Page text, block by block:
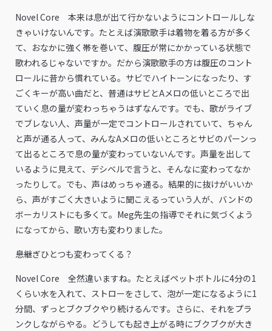
Novel Core 本来は息が出て行かないようにコントロールしな
きゃいけないんです。たとえば演歌歌手は着物を着る方が多く
て、おなかに強く帯を巻いて、腹圧が常にかかっている状態で
歌われるじゃないですか。だから演歌歌手の方は腹圧のコント
ロールに昔から慣れている。サビでハイトーンになったり、す
ごくキーが高い曲だと、普通はサビとAメロの低いところで出
ていく息の量が変わっちゃうはずなんです。でも、歌がライブ
でブレない人、声量が一定でコントロールされていて、ちゃん
と声が通る人って、みんなAメロの低いところとサビのパーンっ
て出るところで息の量が変わっていないんです。声量を出して
いるように見えて、デシベルで言うと、そんなに変わってなか
ったりして。でも、声はめっちゃ通る。結果的に抜けがいいか
ら、声がすごく大きいように聞こえるっていう人が、バンドの
ボーカリストにも多くて。Meg先生の指導でそれに気づくよう
になってから、歌い方も変わりました。
――息継ぎひとつも変わってくる？
Novel Core 全然違いますね。たとえばペットボトルに4分の1
くらい水を入れて、ストローをさして、泡が一定になるように1
分間、ずっとブクブクやり続けるんです。さらに、それをプラ
ンクしながらやる。どうしても起き上がる時にブクブクが大き